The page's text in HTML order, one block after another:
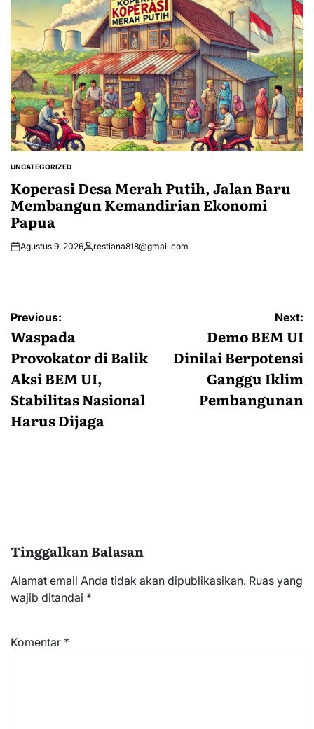
POSTED
UNCATEGORIZED
Koperasi Desa Merah Putih, Jalan Baru
Membangun Kemandirian Ekonomi
Papua
Agustus 9, 2026Posted
restiana818@gmail.com
Navigasi
pos
Previous:
Waspada
Provokator di Balik
Aksi BEM UI,
Stabilitas Nasional
Harus Dijaga
Next:
Demo BEM UI
Dinilai Berpotensi
Ganggu Iklim
Pembangunan
Tinggalkan Balasan
Alamat email Anda tidak akan dipublikasikan. Ruas yang
wajib ditandai *
Komentar *